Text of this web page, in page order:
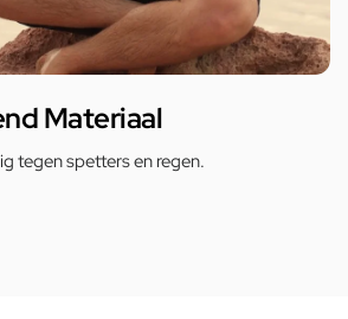
Materiaal
tegen spetters en regen.